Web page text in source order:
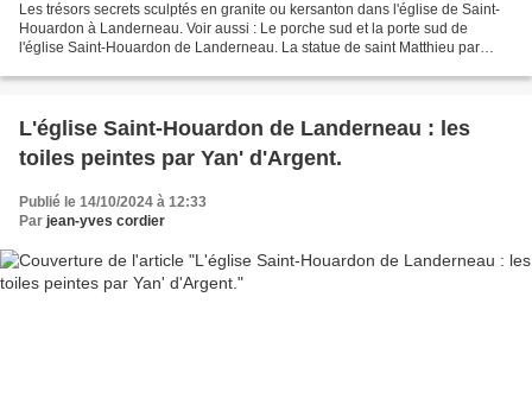
Les trésors secrets sculptés en granite ou kersanton dans l'église de Saint-
Houardon à Landerneau. Voir aussi : Le porche sud et la porte sud de
l'église Saint-Houardon de Landerneau. La statue de saint Matthieu par
L'église Saint-Houardon de Landerneau : les
toiles peintes par Yan' d'Argent.
Publié le 14/10/2024 à 12:33
Par jean-yves cordier